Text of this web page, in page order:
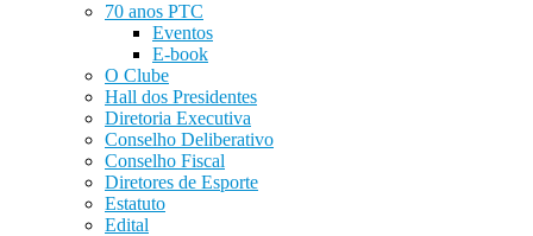
70 anos PTC
Eventos
E-book
O Clube
Hall dos Presidentes
Diretoria Executiva
Conselho Deliberativo
Conselho Fiscal
Diretores de Esporte
Estatuto
Edital